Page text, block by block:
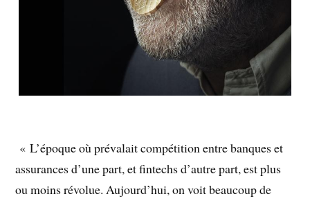
« L’époque où prévalait compétition entre banques et
assurances d’une part, et fintechs d’autre part, est plus
ou moins révolue. Aujourd’hui, on voit beaucoup de